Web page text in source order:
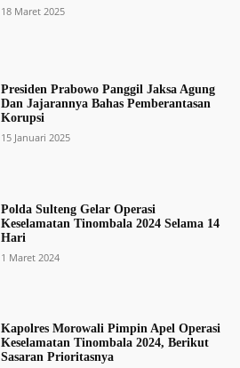
18 Maret 2025
Presiden Prabowo Panggil Jaksa Agung
Dan Jajarannya Bahas Pemberantasan
Korupsi
15 Januari 2025
Polda Sulteng Gelar Operasi
Keselamatan Tinombala 2024 Selama 14
Hari
1 Maret 2024
Kapolres Morowali Pimpin Apel Operasi
Keselamatan Tinombala 2024, Berikut
Sasaran Prioritasnya